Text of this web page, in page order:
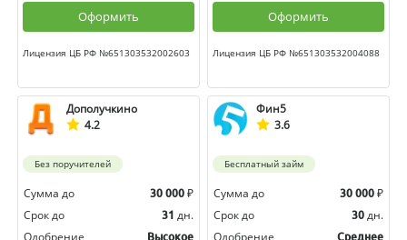
Оформить
Лицензия ЦБ РФ №651303532002603
Оформить
Лицензия ЦБ РФ №651303532004088
Дополучкино
4.2
Без поручителей
Сумма до 30 000 ₽
Срок до
31 дн.
Высокое
Фин5
3.6
Бесплатный займ
Сумма до 30 000 ₽
Срок до
30 дн.
Среднее